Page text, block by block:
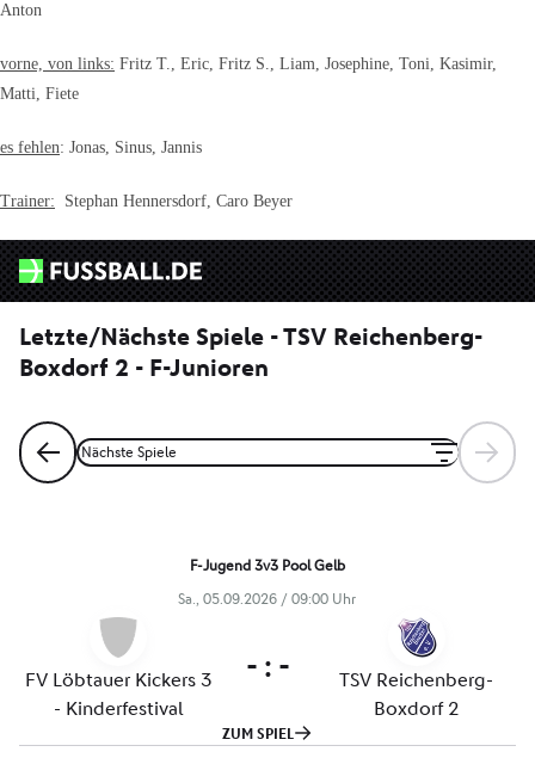
Anton
vorne, von links: Fritz T., Eric, Fritz S., Liam, Josephine, Toni, Kasimir,
Matti, Fiete
es fehlen: Jonas, Sinus, Jannis
Trainer: Stephan Hennersdorf, Caro Beyer